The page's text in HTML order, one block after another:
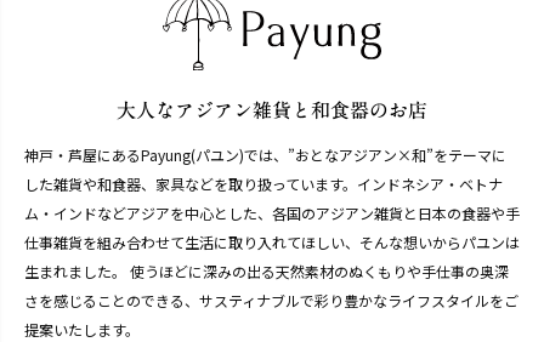
神戸・芦屋にあるPayung(パユン)では、”おとなアジアン×和”をテーマに
した雑貨や和食器、家具などを取り扱っています。インドネシア・ベトナ
ム・インドなどアジアを中心とした、各国のアジアン雑貨と日本の食器や手
仕事雑貨を組み合わせて生活に取り入れてほしい、そんな想いからパユンは
生まれました。 使うほどに深みの出る天然素材のぬくもりや手仕事の奥深
さを感じることのできる、サスティナブルで彩り豊かなライフスタイルをご
提案いたします。